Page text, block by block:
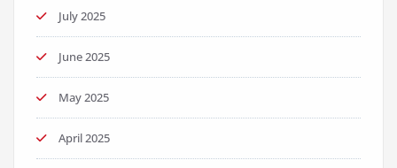
July 2025
June 2025
May 2025
April 2025